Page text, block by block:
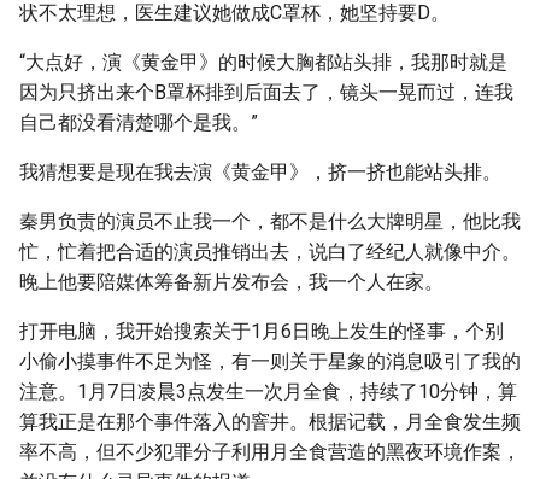
状不太理想，医生建议她做成C罩杯，她坚持要D。
“大点好，演《黄金甲》的时候大胸都站头排，我那时就是
因为只挤出来个B罩杯排到后面去了，镜头一晃而过，连我
自己都没看清楚哪个是我。”
我猜想要是现在我去演《黄金甲》，挤一挤也能站头排。
秦男负责的演员不止我一个，都不是什么大牌明星，他比我
忙，忙着把合适的演员推销出去，说白了经纪人就像中介。
晚上他要陪媒体筹备新片发布会，我一个人在家。
打开电脑，我开始搜索关于1月6日晚上发生的怪事，个别
小偷小摸事件不足为怪，有一则关于星象的消息吸引了我的
注意。1月7日凌晨3点发生一次月全食，持续了10分钟，算
算我正是在那个事件落入的窨井。根据记载，月全食发生频
率不高，但不少犯罪分子利用月全食营造的黑夜环境作案，